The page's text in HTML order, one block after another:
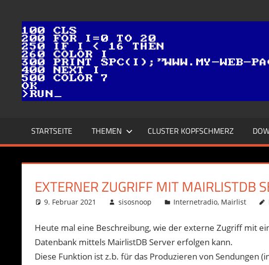
springen
STARTSEITE THEMEN CLUSTER KOPFSCHMERZ
EXTERNER ZUGRIFF MIT MAIRLISTDB
9. Februar 2021 sisosnoop Internetradio, Mairlist
Heute mal eine Beschreibung, wie der externe Zugriff mit
Datenbank mittels MairlistDB Server erfolgen kann.
Diese Funktion ist z.b. für das Produzieren von Sendungen